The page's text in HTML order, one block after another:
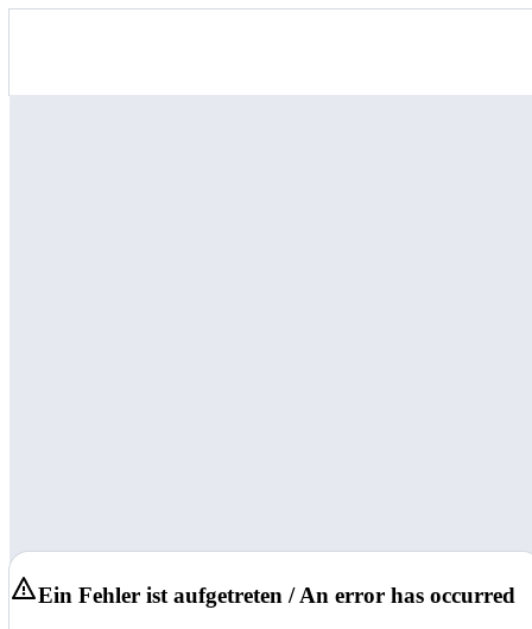
Ein Fehler ist aufgetreten / An error has occurred